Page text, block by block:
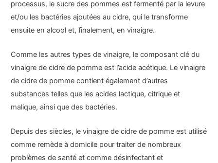
processus, le sucre des pommes est fermenté par la levure
et/ou les bactéries ajoutées au cidre, qui le transforme
ensuite en alcool et, finalement, en vinaigre.
Comme les autres types de vinaigre, le composant clé du
vinaigre de cidre de pomme est l’acide acétique. Le vinaigre
de cidre de pomme contient également d’autres
substances telles que les acides lactique, citrique et
malique, ainsi que des bactéries.
Depuis des siècles, le vinaigre de cidre de pomme est utilisé
comme remède à domicile pour traiter de nombreux
problèmes de santé et comme désinfectant et